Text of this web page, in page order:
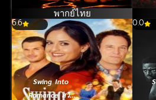
ชำระแค้นพากย์ไทย
6.6
Swing Into
Romance สวิง
0.0